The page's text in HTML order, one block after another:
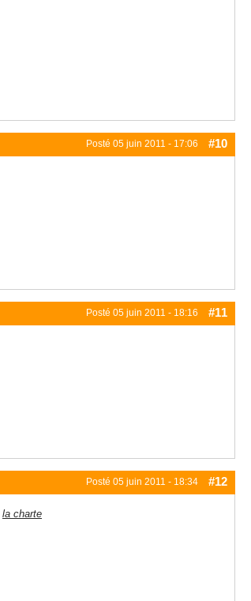
Posté 05 juin 2011 - 17:06 #10
Posté 05 juin 2011 - 18:16 #11
Posté 05 juin 2011 - 18:34 #12
la charte